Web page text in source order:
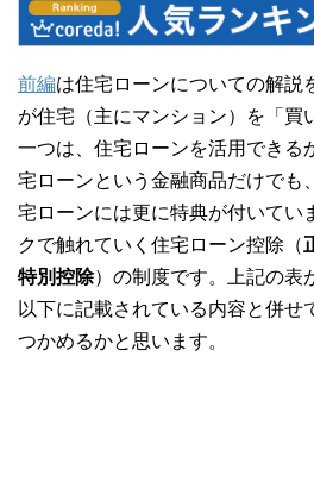
前編は住宅ローンについての解説
が住宅（主にマンション）を「買
一つは、住宅ローンを活用できる
宅ローンという金融商品だけでも
宅ローンには更に特典が付いてい
クで触れていく住宅ローン控除（
特別控除）の制度です。上記の表
以下に記載されている内容と併せ
つかめるかと思います。